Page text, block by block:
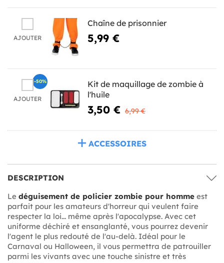
AJOUTER
Chaîne de prisonnier
5,99 €
AJOUTER
Kit de maquillage de zombie à
l'huile
3,50 € 6,99 €
-50%
ACCESSOIRES
DESCRIPTION
Le déguisement de policier zombie pour homme est
parfait pour les amateurs d'horreur qui veulent faire
respecter la loi... même après l'apocalypse. Avec cet
uniforme déchiré et ensanglanté, vous pourrez devenir
l'agent le plus redouté de l'au-delà. Idéal pour le
Carnaval ou Halloween, il vous permettra de patrouiller
parmi les vivants avec une touche sinistre et très